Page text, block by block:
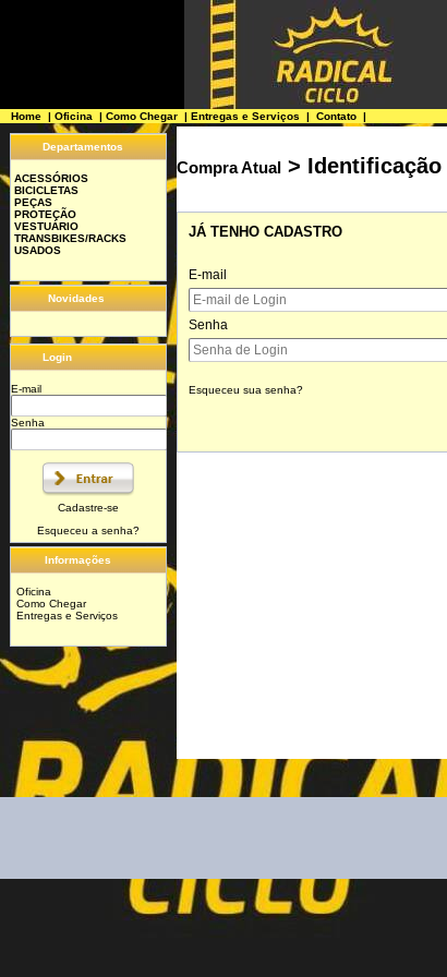
Home | Oficina | Como Chegar | Entregas e Serviços | Contato |
Departamentos
ACESSÓRIOS
BICICLETAS
PEÇAS
PROTEÇÃO
VESTUÁRIO
TRANSBIKES/RACKS
USADOS
Novidades
Login
E-mail
Senha
Cadastre-se
Esqueceu a senha?
Informações
Oficina
Como Chegar
Entregas e Serviços
Compra Atual > Identificação
JÁ TENHO CADASTRO
E-mail
Senha
Esqueceu sua senha?